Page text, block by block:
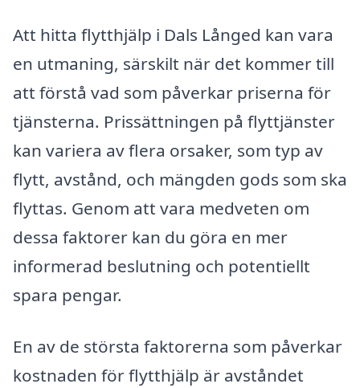
Att hitta flytthjälp i Dals Långed kan vara
en utmaning, särskilt när det kommer till
att förstå vad som påverkar priserna för
tjänsterna. Prissättningen på flyttjänster
kan variera av flera orsaker, som typ av
flytt, avstånd, och mängden gods som ska
flyttas. Genom att vara medveten om
dessa faktorer kan du göra en mer
informerad beslutning och potentiellt
spara pengar.
En av de största faktorerna som påverkar
kostnaden för flytthjälp är avståndet